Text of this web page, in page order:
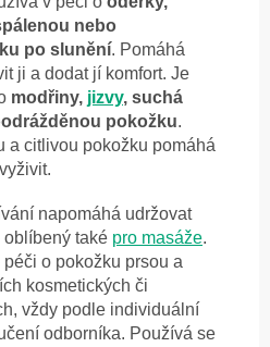
nebo
po slunění. Pomáhá
ji a dodat jí komfort. Je
modřiny, jizvy, suchá
pokožku.
a citlivou pokožku pomáhá
napomáhá udržovat
oblíbený také pro masáže.
o pokožku prsou a
kosmetických či
vždy podle individuální
odborníka. Používá se